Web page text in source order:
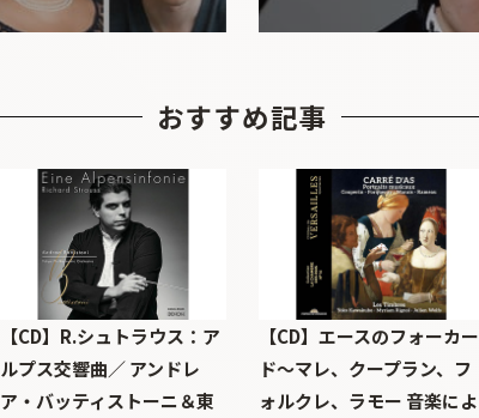
おすすめ記事
【CD】R.シュトラウス：ア
ルプス交響曲／ アンドレ
ア・バッティストーニ＆東
【CD】エースのフォーカー
ド～マレ、クープラン、フ
ォルクレ、ラモー 音楽によ